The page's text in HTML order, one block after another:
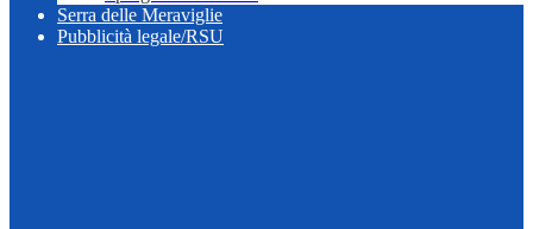
Serra delle Meraviglie
Pubblicità legale/RSU